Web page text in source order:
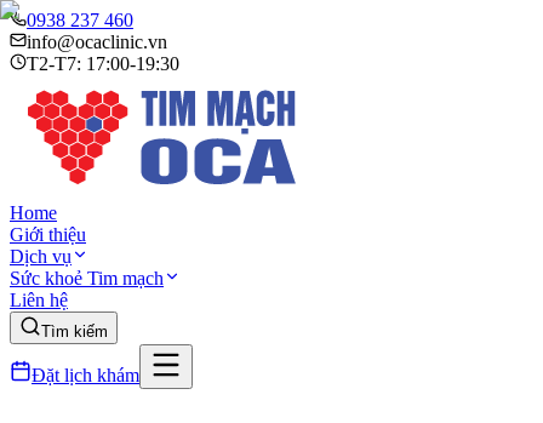
0938 237 460
info@ocaclinic.vn
T2-T7: 17:00-19:30
Home
Giới thiệu
Dịch vụ
Sức khoẻ Tim mạch
Liên hệ
Tìm kiếm
Đặt lịch khám